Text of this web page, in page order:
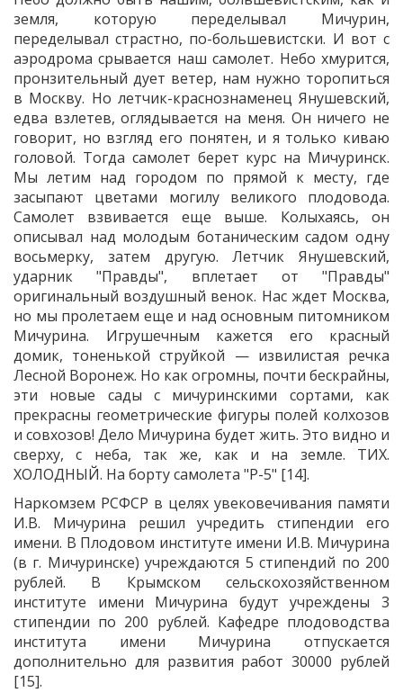
земля, которую переделывал Мичурин,
переделывал страстно, по-большевистски. И вот с
аэродрома срывается наш самолет. Небо хмурится,
пронзительный дует ветер, нам нужно торопиться
в Москву. Но летчик-краснознаменец Янушевский,
едва взлетев, оглядывается на меня. Он ничего не
говорит, но взгляд его понятен, и я только киваю
головой. Тогда самолет берет курс на Мичуринск.
Мы летим над городом по прямой к месту, где
засыпают цветами могилу великого плодовода.
Самолет взвивается еще выше. Колыхаясь, он
описывал над молодым ботаническим садом одну
восьмерку, затем другую. Летчик Янушевский,
ударник "Правды", вплетает от "Правды"
оригинальный воздушный венок. Нас ждет Москва,
но мы пролетаем еще и над основным питомником
Мичурина. Игрушечным кажется его красный
домик, тоненькой струйкой — извилистая речка
Лесной Воронеж. Но как огромны, почти бескрайны,
эти новые сады с мичуринскими сортами, как
прекрасны геометрические фигуры полей колхозов
и совхозов! Дело Мичурина будет жить. Это видно и
сверху, с неба, так же, как и на земле. ТИХ.
ХОЛОДНЫЙ. На борту самолета "Р-5" [14].
Наркомзем РСФСР в целях увековечивания памяти
И.В. Мичурина решил учредить стипендии его
имени. В Плодовом институте имени И.В. Мичурина
(в г. Мичуринске) учреждаются 5 стипендий по 200
рублей. В Крымском сельскохозяйственном
институте имени Мичурина будут учреждены 3
стипендии по 200 рублей. Кафедре плодоводства
института имени Мичурина отпускается
дополнительно для развития работ 30000 рублей
[15].